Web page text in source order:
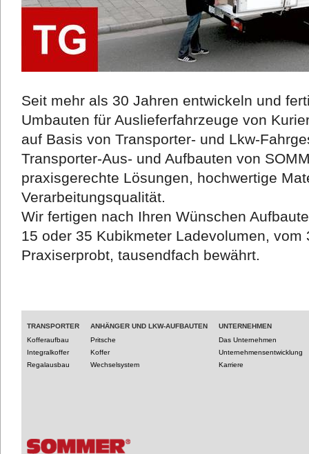
Seit mehr als 30 Jahren entwickeln und
Umbauten für Auslieferfahrzeuge von
auf Basis von Transporter- und Lkw-
Transporter-Aus- und Aufbauten von
praxisgerechte Lösungen, hochwertige
Verarbeitungsqualität.
Wir fertigen nach Ihren Wünschen
15 oder 35 Kubikmeter Ladevolumen, vom
Praxiserprobt, tausendfach bewährt.
TRANSPORTER
Kofferaufbau
Integralkoffer
Regalausbau
ANHÄNGER UND LKW-AUFBAUTEN
Pritsche
Koffer
Wechselsystem
UNTERNEHMEN
Das Unternehmen
Unternehmensentwicklung
Karriere